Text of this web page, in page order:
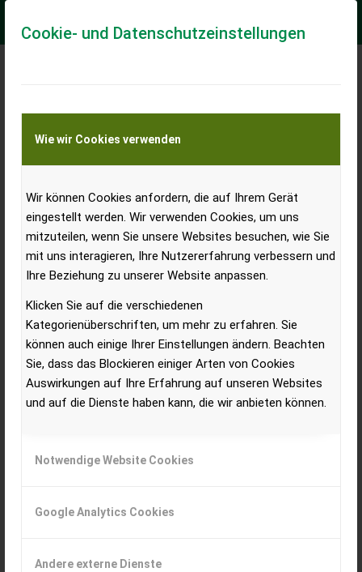
Cookie- und Datenschutzeinstellungen
Wie wir Cookies verwenden
Wir können Cookies anfordern, die auf Ihrem Gerät
eingestellt werden. Wir verwenden Cookies, um uns
mitzuteilen, wenn Sie unsere Websites besuchen, wie Sie
mit uns interagieren, Ihre Nutzererfahrung verbessern und
Ihre Beziehung zu unserer Website anpassen.
Klicken Sie auf die verschiedenen
Kategorienüberschriften, um mehr zu erfahren. Sie
können auch einige Ihrer Einstellungen ändern. Beachten
Sie, dass das Blockieren einiger Arten von Cookies
Auswirkungen auf Ihre Erfahrung auf unseren Websites
und auf die Dienste haben kann, die wir anbieten können.
Notwendige Website Cookies
Google Analytics Cookies
Andere externe Dienste
Zulassungen in Österreich
– 8,7 % Rückgang bei den
Standardtraktorenzulassungen in Österreich
Standardtraktoren im Österreich zugelassen. Ganz oben
New Holland.